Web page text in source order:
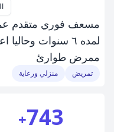
مسعف فوري متقدم
لمده ٦ سنوات
ممرض طوارئ
تمريض منزلي ورعاية
743
+